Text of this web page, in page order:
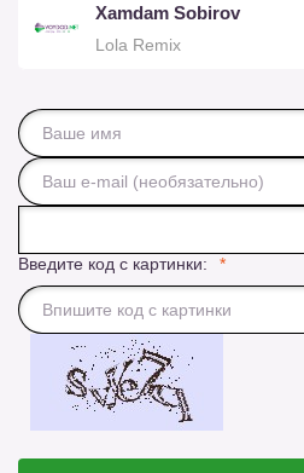
Xamdam Sobirov
Lola Remix
Введите код с картинки: